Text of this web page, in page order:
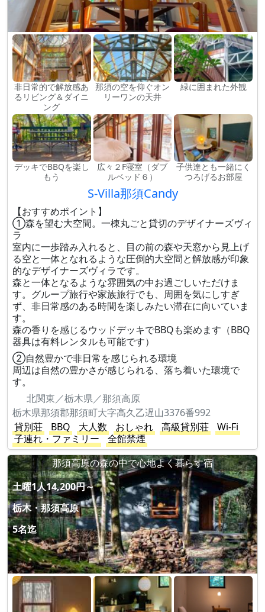
非日常的で解放感あ
るリビング＆ダイニ
ング
那須の空を仰ぐオン
リーワンの天井
緑に囲まれた外観
デッキでBBQを楽し
もう
広々２F寝室（ダブ
ルベッド６）
子供達とも一緒にく
つろげるお部屋
S-Villa那須Candy
【おすすめポイント】
①森を望む大空間。一棟丸ごと貸切のデザイナーズヴィ
ラ
室内に一歩踏み入れると、目の前の森や天窓から見上げ
る空と一体となれるような圧倒的大空間と解放感が印象
的なデザイナーズヴィラです。
森と一体となるような雰囲気の中お過ごしいただけま
す。グループ旅行や家族旅行でも、周囲を気にしすぎ
ず、非日常感のある時間を楽しみたい滞在に向いていま
す。
森の香りを感じるウッドデッキでBBQも楽めます（BBQ
器具は有料レンタルも可能です）
②自然豊かで非日常を感じられる環境
周辺は自然の豊かさが感じられる、落ち着いた環境で
す。
北関東／栃木県／那須高原
栃木県那須郡那須町大字高久乙遅山3376番992
貸別荘
BBQ 大人数 おしゃれ 高級貸別荘
Wi-Fi
子連れ・ファミリー
全館禁煙
那須高原の森の中で心地よく暮らす宿
土曜1人14,200円～
栃木・那須高原
5名迄